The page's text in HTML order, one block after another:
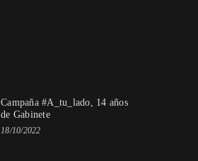
Campaña #A_tu_lado, 14 años
de Gabinete
18/10/2022